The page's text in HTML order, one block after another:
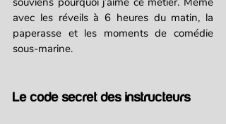
avec les réveils à 6 heures du matin, la
paperasse et les moments de comédie
sous-marine.
Le code secret des instructeurs